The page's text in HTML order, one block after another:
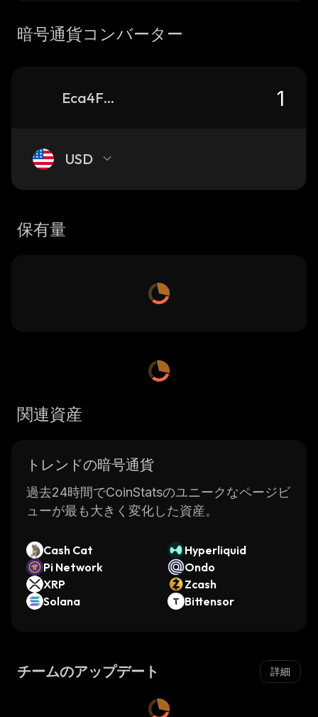
暗号通貨コンバーター
Eca4FzUjEfmLS2P8U8NWDw24QuPu2GN2GDdQbFQDVJeD_solana
USD
保有量
関連資産
トレンドの暗号通貨
過去24時間でCoinStatsのユニークなページビ
ューが最も大きく変化した資産。
Cash Cat
Hyperliquid
Pi Network
Ondo
XRP
Zcash
Solana
Bittensor
チームのアップデート 詳細